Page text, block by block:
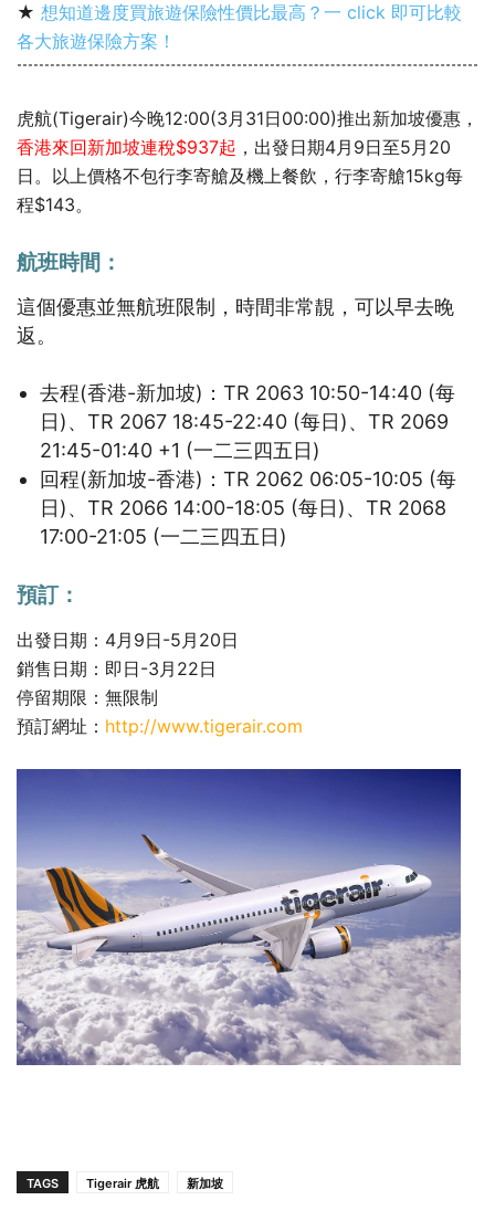
★ 想知道邊度買旅遊保險性價比最高？一 click 即可比較
各大旅遊保險方案！
虎航(Tigerair)今晚12:00(3月31日00:00)推出新加坡優惠，
香港來回新加坡連稅$937起 ，出發日期4月9日至5月20
日。 以上價格不包行李寄艙及機上餐飲，行李寄艙15kg每
程$143。
航班時間：
這個優惠並無航班限制，時間非常靚，可以早去晚
返。
去程(香港-新加坡)：TR 2063 10:50-14:40 (每
日)、TR 2067 18:45-22:40 (每日)、TR 2069
21:45-01:40 +1 (一二三四五日)
回程(新加坡-香港)：TR 2062 06:05-10:05 (每
日)、TR 2066 14:00-18:05 (每日)、TR 2068
17:00-21:05 (一二三四五日)
預訂：
出發日期：4月9日-5月20日
銷售日期：即日-3月22日
停留期限：無限制
預訂網址： http://www.tigerair.com
TAGS Tigerair 虎航 新加坡